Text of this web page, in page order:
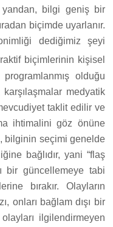
bilgi geniş bir
biçimde uyarlanır.
dediğimiz şeyi
biçimlerinin kişisel
olduğu
medyatik
taklit edilir ve
ihtimalini göz önüne
bilginin seçimi genelde
bağlıdır, yani “flaş
bir güncellemeye tabi
bırakır. Olayların
onları bağlam dışı bir
ilgilendirmeyen